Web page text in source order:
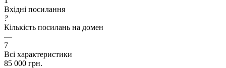
Вхідні посилання
?
Кількість посилань на домен
—
7
Всі характеристики
85 000 грн.